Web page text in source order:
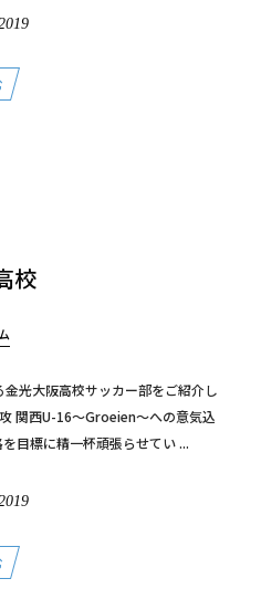
校
光大阪高校サッカー部をご紹介し
関西U-16～Groeien～への意気込
目標に精一杯頑張らせてい ...